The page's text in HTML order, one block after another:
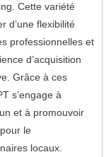
Cette variété
d’une flexibilité
professionnelles et
d’acquisition
Grâce à ces
s’engage à
et à promouvoir
le
locaux.